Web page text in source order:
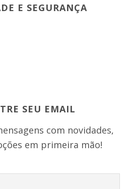
E SEGURANÇA
SEU EMAIL
com novidades,
em primeira mão!